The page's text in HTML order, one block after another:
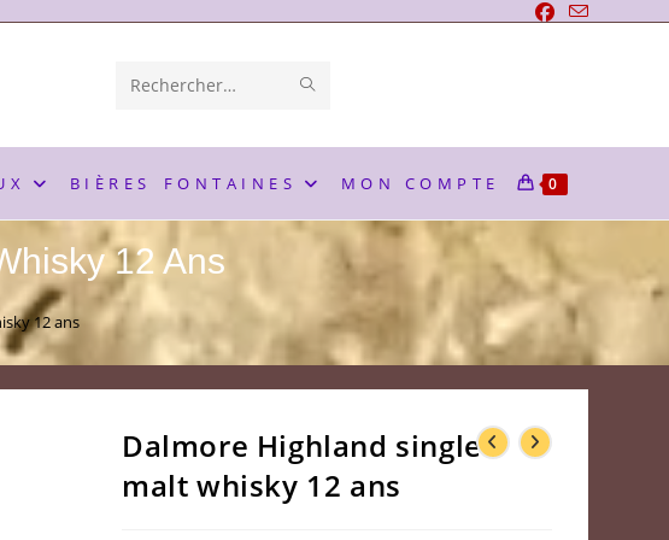
Rechercher
ce RECHERCHE
BIÈRES FONTAINES MON COMPTE 0
12 Ans
12 ans
Dalmore Highland single
malt whisky 12 ans